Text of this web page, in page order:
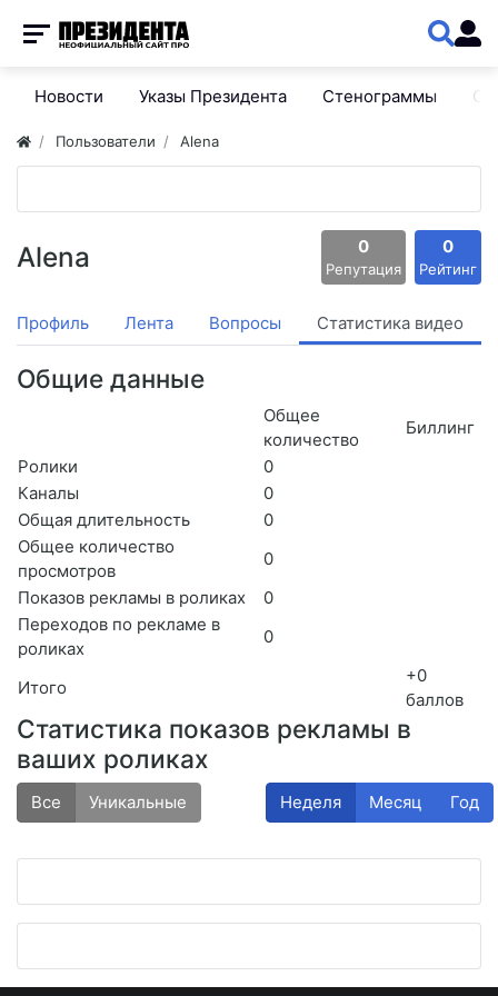
Новости Указы Президента Стенограммы
Пользователи Alena
Alena 0
Репутация
0
Рейтинг
Профиль Лента Вопросы Статистика видео
Общие данные
Общее
количество
Биллинг
Итого
+0
баллов
Ролики
0
Каналы
0
Общая длительность
0
Общее количество
просмотров
0
Показов рекламы в роликах
0
Переходов по рекламе в
роликах
0
Статистика показов рекламы в
ваших роликах
Все Уникальные Неделя Месяц Год